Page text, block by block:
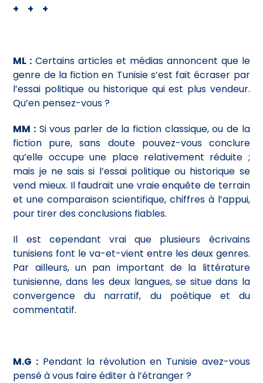
+ + +
ML : Certains articles et médias annoncent que le
genre de la fiction en Tunisie s’est fait écraser par
l’essai politique ou historique qui est plus vendeur.
Qu’en pensez-vous ?
MM : Si vous parler de la fiction classique, ou de la
fiction pure, sans doute pouvez-vous conclure
qu’elle occupe une place relativement réduite ;
mais je ne sais si l’essai politique ou historique se
vend mieux. Il faudrait une vraie enquête de terrain
et une comparaison scientifique, chiffres à l’appui,
pour tirer des conclusions fiables.
Il est cependant vrai que plusieurs écrivains
tunisiens font le va-et-vient entre les deux genres.
Par ailleurs, un pan important de la littérature
tunisienne, dans les deux langues, se situe dans la
convergence du narratif, du poétique et du
commentatif.
M.G : Pendant la révolution en Tunisie avez-vous
pensé à vous faire éditer à l’étranger ?